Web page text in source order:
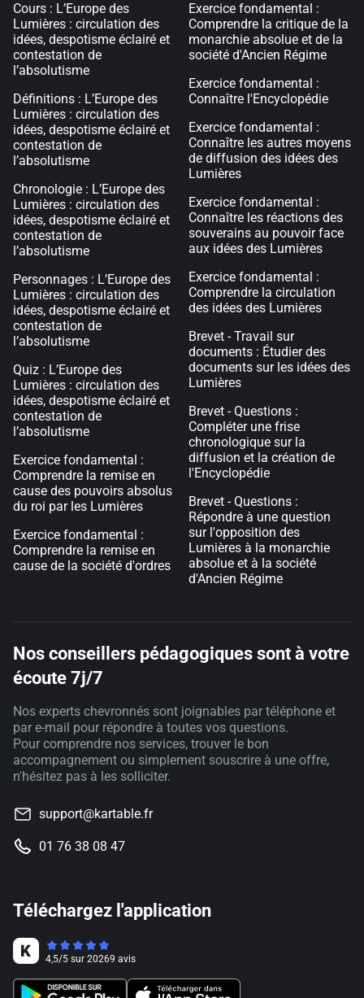
Cours : L’Europe des
Lumières : circulation des
idées, despotisme éclairé et
contestation de
l’absolutisme
Définitions : L’Europe des
Lumières : circulation des
idées, despotisme éclairé et
contestation de
l’absolutisme
Chronologie : L’Europe des
Lumières : circulation des
idées, despotisme éclairé et
contestation de
l’absolutisme
Personnages : L’Europe des
Lumières : circulation des
idées, despotisme éclairé et
contestation de
l’absolutisme
Quiz : L’Europe des
Lumières : circulation des
idées, despotisme éclairé et
contestation de
l’absolutisme
Exercice fondamental :
Comprendre la remise en
cause des pouvoirs absolus
du roi par les Lumières
Exercice fondamental :
Comprendre la remise en
cause de la société d'ordres
Exercice fondamental :
Comprendre la critique de la
monarchie absolue et de la
société d'Ancien Régime
Exercice fondamental :
Connaître l'Encyclopédie
Exercice fondamental :
Connaître les autres moyens
de diffusion des idées des
Lumières
Exercice fondamental :
Connaître les réactions des
souverains au pouvoir face
aux idées des Lumières
Exercice fondamental :
Comprendre la circulation
des idées des Lumières
Brevet - Travail sur
documents : Étudier des
documents sur les idées des
Lumières
Brevet - Questions :
Compléter une frise
chronologique sur la
diffusion et la création de
l'Encyclopédie
Brevet - Questions :
Répondre à une question
sur l'opposition des
Lumières à la monarchie
absolue et à la société
d'Ancien Régime
Nos conseillers pédagogiques sont à votre
écoute 7j/7
Nos experts chevronnés sont joignables par téléphone et
par e-mail pour répondre à toutes vos questions.
Pour comprendre nos services, trouver le bon
accompagnement ou simplement souscrire à une offre,
n'hésitez pas à les solliciter.
support@kartable.fr
01 76 38 08 47
Téléchargez l'application
4,5/5 sur 20269 avis